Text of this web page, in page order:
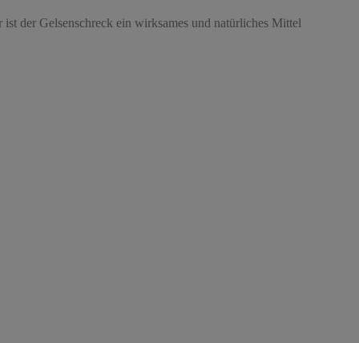
der Gelsenschreck ein wirksames und natürliches Mittel